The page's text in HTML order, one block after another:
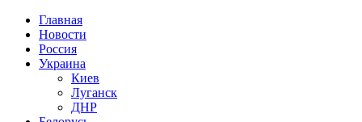
Главная
Новости
Россия
Украина
Киев
Луганск
ДНР